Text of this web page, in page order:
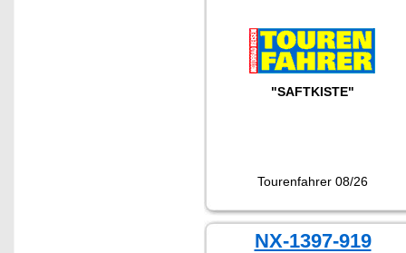
"SAFTKISTE"
Tourenfahrer 08/26
NX-1397-919